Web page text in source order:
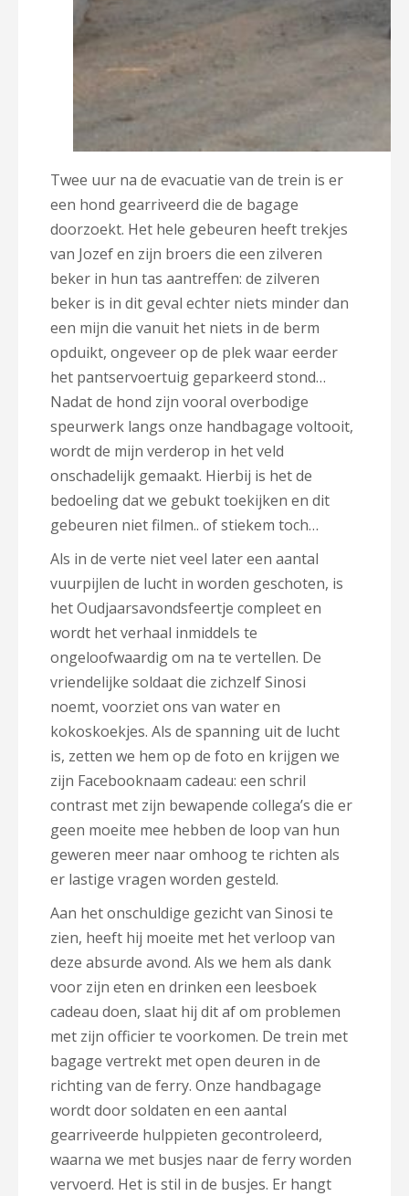
Twee uur na de evacuatie van de trein is er
een hond gearriveerd die de bagage
doorzoekt. Het hele gebeuren heeft trekjes
van Jozef en zijn broers die een zilveren
beker in hun tas aantreffen: de zilveren
beker is in dit geval echter niets minder dan
een mijn die vanuit het niets in de berm
opduikt, ongeveer op de plek waar eerder
het pantservoertuig geparkeerd stond…
Nadat de hond zijn vooral overbodige
speurwerk langs onze handbagage voltooit,
wordt de mijn verderop in het veld
onschadelijk gemaakt. Hierbij is het de
bedoeling dat we gebukt toekijken en dit
gebeuren niet filmen.. of stiekem toch…
Als in de verte niet veel later een aantal
vuurpijlen de lucht in worden geschoten, is
het Oudjaarsavondsfeertje compleet en
wordt het verhaal inmiddels te
ongeloofwaardig om na te vertellen. De
vriendelijke soldaat die zichzelf Sinosi
noemt, voorziet ons van water en
kokoskoekjes. Als de spanning uit de lucht
is, zetten we hem op de foto en krijgen we
zijn Facebooknaam cadeau: een schril
contrast met zijn bewapende collega’s die er
geen moeite mee hebben de loop van hun
geweren meer naar omhoog te richten als
er lastige vragen worden gesteld.
Aan het onschuldige gezicht van Sinosi te
zien, heeft hij moeite met het verloop van
deze absurde avond. Als we hem als dank
voor zijn eten en drinken een leesboek
cadeau doen, slaat hij dit af om problemen
met zijn officier te voorkomen. De trein met
bagage vertrekt met open deuren in de
richting van de ferry. Onze handbagage
wordt door soldaten en een aantal
gearriveerde hulppieten gecontroleerd,
waarna we met busjes naar de ferry worden
vervoerd. Het is stil in de busjes. Er hangt